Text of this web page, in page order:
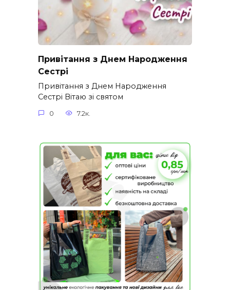
Привітання з Днем Народження
Сестрі
Привітання з Днем Народження
Сестрі Вітаю зі святом
0 7.2к.